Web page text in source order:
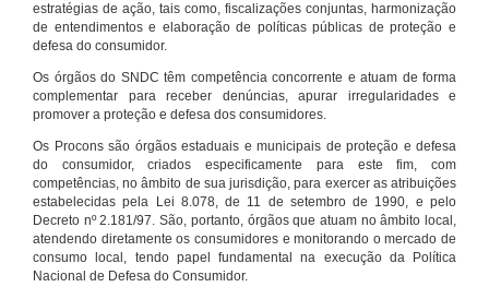
estratégias de ação, tais como, fiscalizações conjuntas, harmonização
de entendimentos e elaboração de políticas públicas de proteção e
defesa do consumidor.
Os órgãos do SNDC têm competência concorrente e atuam de forma
complementar para receber denúncias, apurar irregularidades e
promover a proteção e defesa dos consumidores.
Os Procons são órgãos estaduais e municipais de proteção e defesa
do consumidor, criados especificamente para este fim, com
competências, no âmbito de sua jurisdição, para exercer as atribuições
estabelecidas pela Lei 8.078, de 11 de setembro de 1990, e pelo
Decreto nº 2.181/97. São, portanto, órgãos que atuam no âmbito local,
atendendo diretamente os consumidores e monitorando o mercado de
consumo local, tendo papel fundamental na execução da Política
Nacional de Defesa do Consumidor.